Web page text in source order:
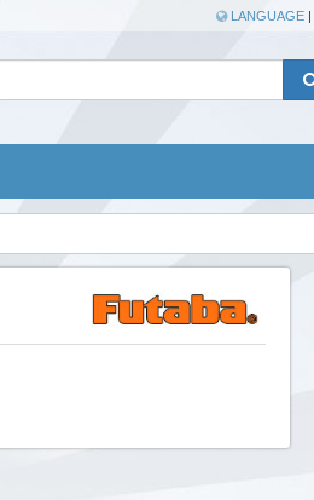
LANGUAGE |